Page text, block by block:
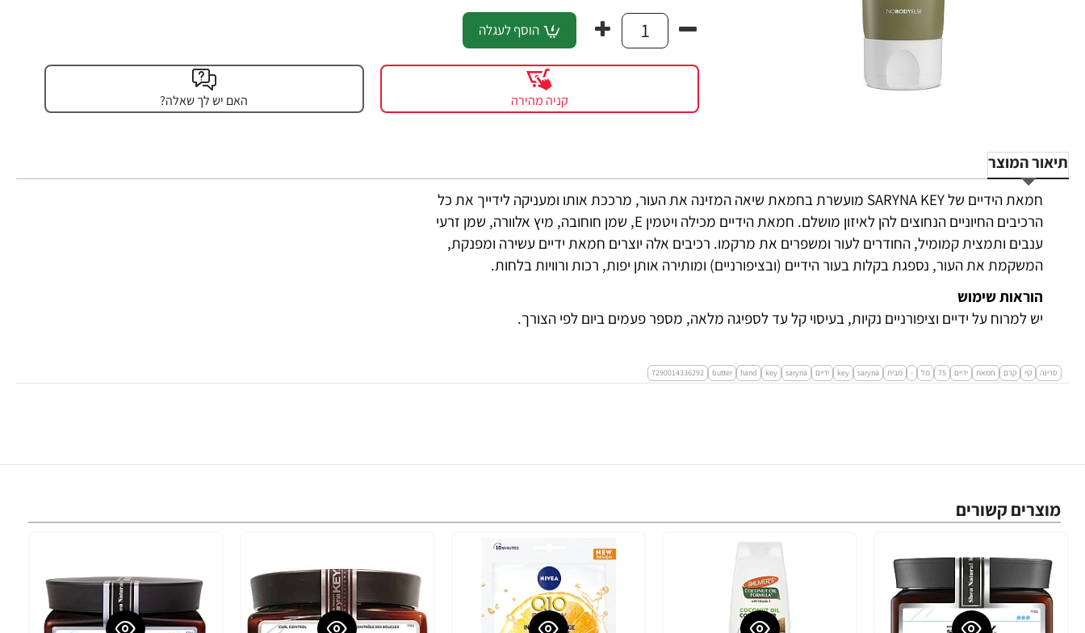
הוסף לעגלה
קניה מהירה האם יש לך שאלה?
תיאור המוצר
חמאת הידיים של SARYNA KEY מועשרת בחמאת שיאה המזינה את העור, מרככת אותו ומעניקה לידייך את כל
הרכיבים החיוניים הנחוצים להן לאיזון מושלם. חמאת הידיים מכילה ויטמין E, שמן חוחובה, מיץ אלוורה, שמן זרעי
ענבים ותמצית קמומיל, החודרים לעור ומשפרים את מרקמו. רכיבים אלה יוצרים חמאת ידיים עשירה ומפנקת,
המשקמת את העור, נספגת בקלות בעור הידיים (ובציפורניים) ומותירה אותן יפות, רכות ורוויות בלחות.
הוראות שימוש
יש למרוח על ידיים וציפורניים נקיות, בעיסוי קל עד לספיגה מלאה, מספר פעמים ביום לפי הצורך.
סרינה קיי קרם חמאת ידיים 75 מל - מבית saryna
key ידיים saryna
key
hand
butter
7290014336292
מוצרים קשורים